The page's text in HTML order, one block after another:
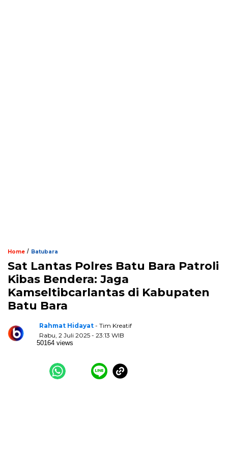
Home / Batubara
Sat Lantas Polres Batu Bara Patroli
Kibas Bendera: Jaga
Kamseltibcarlantas di Kabupaten
Batu Bara
Rahmat Hidayat - Tim Kreatif
Rabu, 2 Juli 2025 - 23:13 WIB
50164 views